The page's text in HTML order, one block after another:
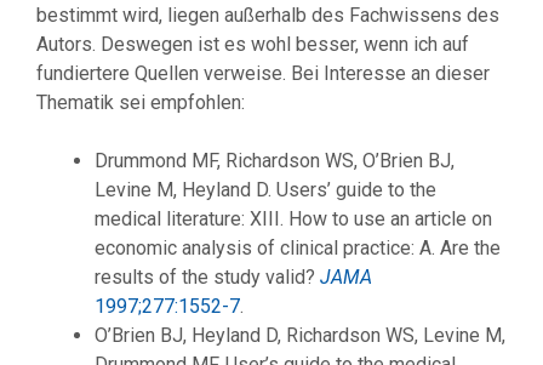
bestimmt wird, liegen außerhalb des Fachwissens des
Autors. Deswegen ist es wohl besser, wenn ich auf
fundiertere Quellen verweise. Bei Interesse an dieser
Thematik sei empfohlen:
Drummond MF, Richardson WS, O’Brien BJ,
Levine M, Heyland D. Users’ guide to the
medical literature: XIII. How to use an article on
economic analysis of clinical practice: A. Are the
results of the study valid? JAMA
1997;277:1552-7.
O’Brien BJ, Heyland D, Richardson WS, Levine M,